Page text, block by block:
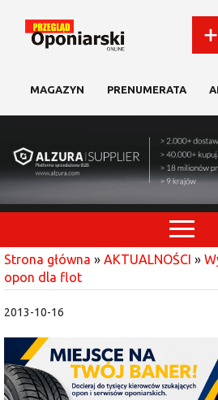
MAGAZYN PRENUMERATA
Strona główna » AKTUALNOŚCI »
opon dla flot
2013-10-16